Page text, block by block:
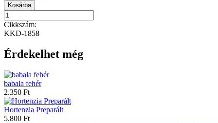
Kosárba
Cikkszám:
KKD-1858
Érdekelhet még
babala fehér
2.350 Ft
Hortenzia Preparált
5.800 Ft